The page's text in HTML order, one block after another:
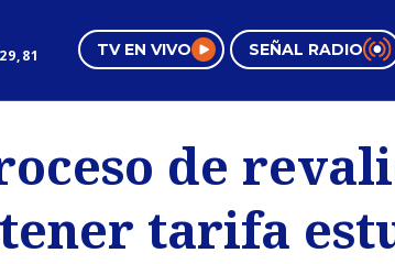
TV EN VIVO SEÑAL RADIO
Mujer
Tendencias
Videos
de
tarifa